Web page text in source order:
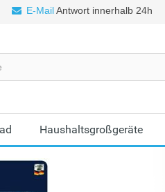
E-MailAntwort innerhalb 24h
Haushaltsgroßgeräte